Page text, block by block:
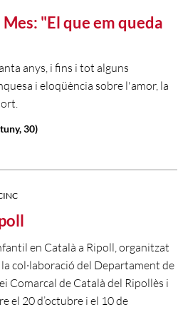
"El que em queda
anys, i fins i tot alguns
i eloqüència sobre l'amor, la
30)
en Català a Ripoll, organitzat
col·laboració del Departament de
Comarcal de Català del Ripollès i
el 20 d’octubre i el 10 de